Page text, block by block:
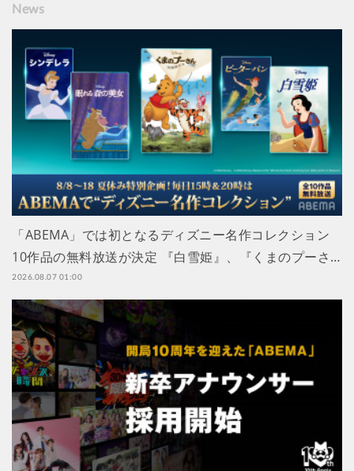
News
「ABEMA」では初となるディズニー名作コレクション
10作品の無料放送が決定 『白雪姫』、『くまのプーさ…
2026.08.07 01:00